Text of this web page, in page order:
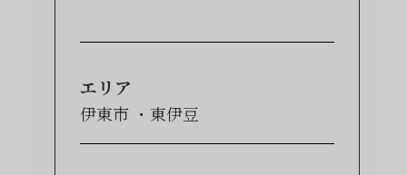
エリア
伊東市 東伊豆